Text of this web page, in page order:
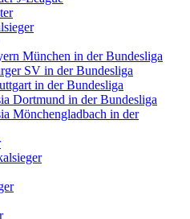
München in der Bundesliga
SV in der Bundesliga
in der Bundesliga
Dortmund in der Bundesliga
Mönchengladbach in der